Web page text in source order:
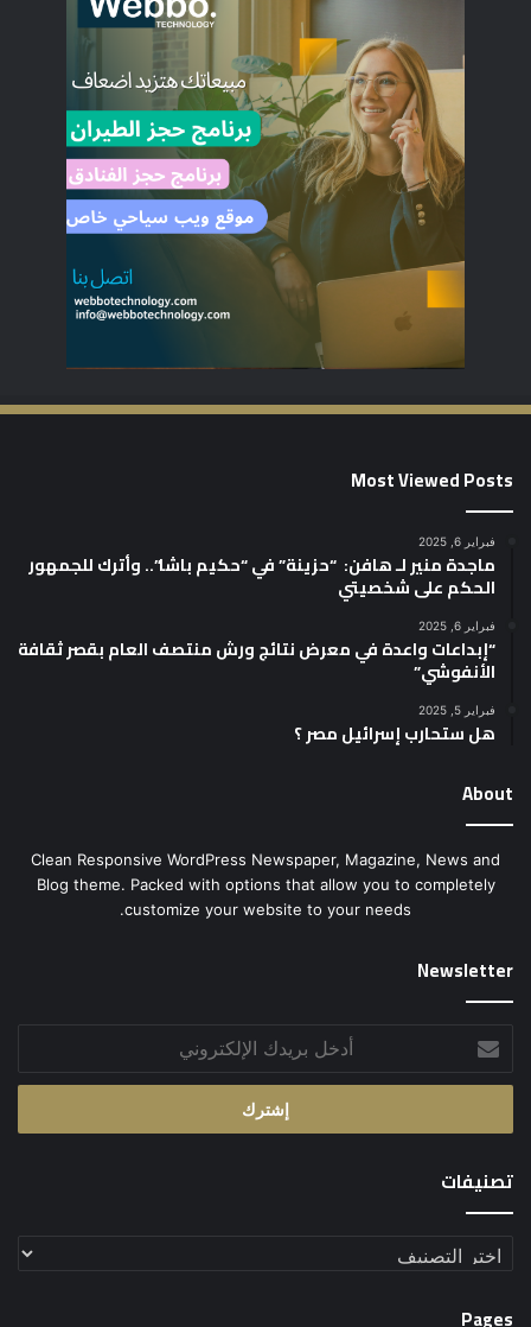
Most Viewed Posts
فبراير 6, 2025
ماجدة منير لـ هافن: “حزينة” في “حكيم باشا”.. وأترك للجمهور
الحكم على شخصيتي
فبراير 6, 2025
“إبداعات واعدة في معرض نتائج ورش منتصف العام بقصر ثقافة
الأنفوشي”
فبراير 5, 2025
هل ستحارب إسرائيل مصر ؟
About
Clean Responsive WordPress Newspaper, Magazine, News and
Blog theme. Packed with options that allow you to completely
customize your website to your needs.
Newsletter
أدخل
بريدك
الإلكتروني
تصنيفات
تصنيفات
Pages